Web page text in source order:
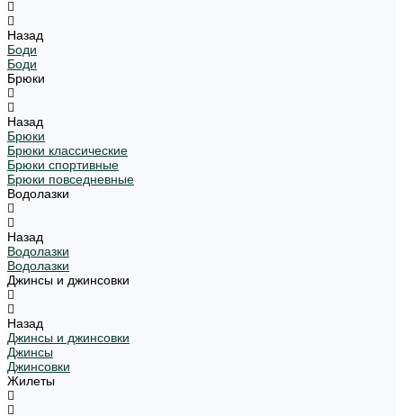
Назад
Боди
Боди
Брюки
Назад
Брюки
Брюки классические
Брюки спортивные
Брюки повседневные
Водолазки
Назад
Водолазки
Водолазки
Джинсы и джинсовки
Назад
Джинсы и джинсовки
Джинсы
Джинсовки
Жилеты